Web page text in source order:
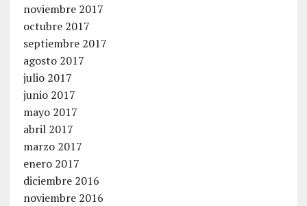
noviembre 2017
octubre 2017
septiembre 2017
agosto 2017
julio 2017
junio 2017
mayo 2017
abril 2017
marzo 2017
enero 2017
diciembre 2016
noviembre 2016